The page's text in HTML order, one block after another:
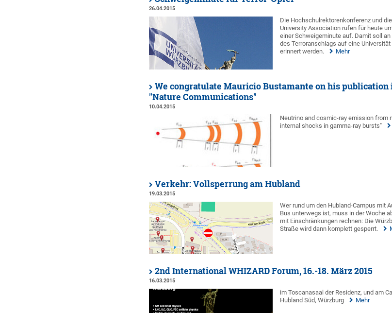
26.04.2015
Die Hochschulrektorenkonferenz und
University Association rufen für heute
einer Schweigeminute auf. Damit soll an
des Terroranschlags auf eine Universität
erinnert werden.
Mehr
We congratulate Mauricio Bustamante on his publication
"Nature Communications"
10.04.2015
Neutrino and cosmic-ray emission from
internal shocks in gamma-ray bursts"
Verkehr: Vollsperrung am Hubland
19.03.2015
Wer rund um den Hubland-Campus mit
Bus unterwegs ist, muss in der Woche
mit Einschränkungen rechnen: Die
Straße wird dann komplett gesperrt.
2nd International WHIZARD Forum, 16.-18. März 2015
16.03.2015
im Toscanasaal der Residenz, und am
Hubland Süd, Würzburg
Mehr